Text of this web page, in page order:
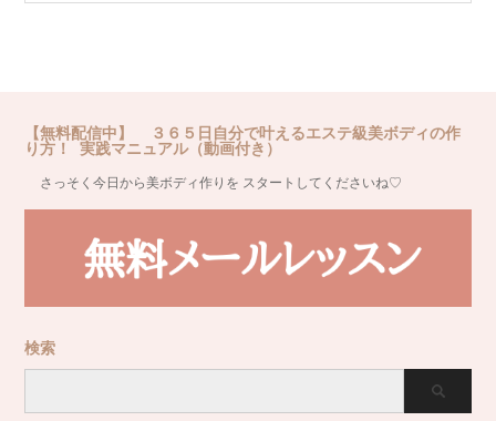
【無料配信中】 ３６５日自分で叶えるエステ級美ボディの作
り方！ 実践マニュアル（動画付き）
さっそく今日から美ボディ作りを スタートしてくださいね♡
検索